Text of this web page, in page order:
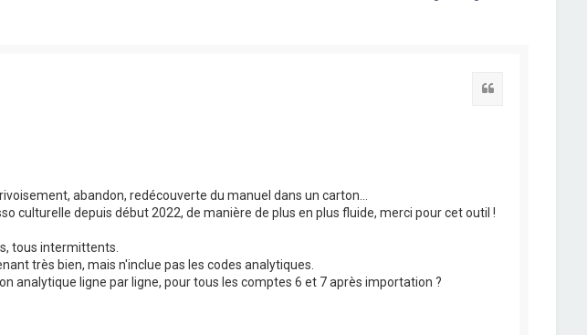
abandon, redécouverte du manuel dans un carton...
culturelle depuis début 2022, de manière de plus en plus fluide, merci pour cet outil !
tous intermittents.
très bien, mais n'inclue pas les codes analytiques.
analytique ligne par ligne, pour tous les comptes 6 et 7 après importation ?